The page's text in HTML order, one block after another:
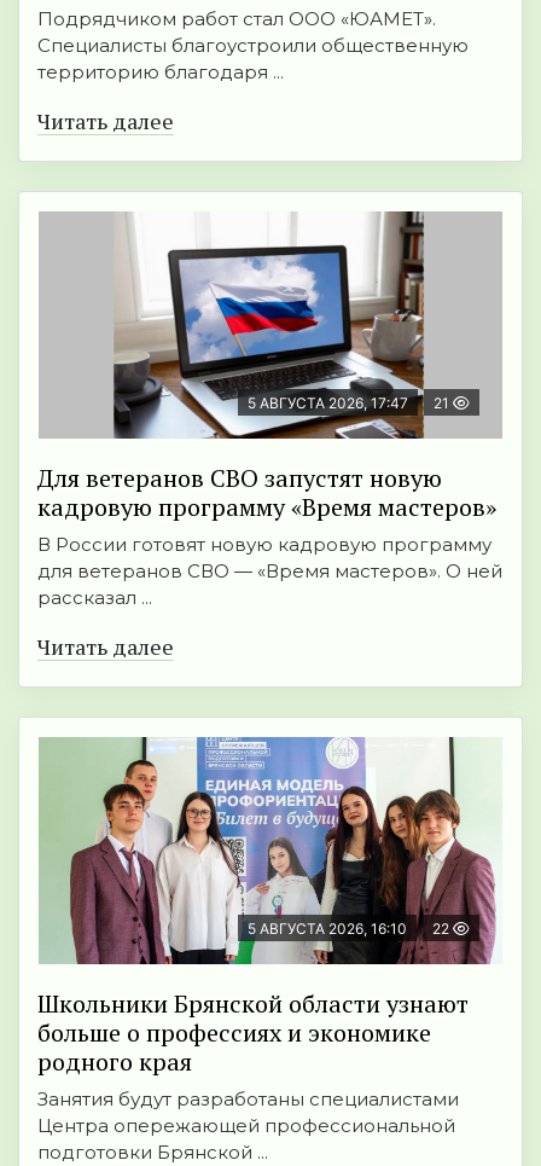
Подрядчиком работ стал ООО «ЮАМЕТ».
Специалисты благоустроили общественную
территорию благодаря ...
Читать далее
5 АВГУСТА 2026, 17:47 21
Для ветеранов СВО запустят новую
кадровую программу «Время мастеров»
В России готовят новую кадровую программу
для ветеранов СВО — «Время мастеров». О ней
рассказал ...
Читать далее
5 АВГУСТА 2026, 16:10 22
Школьники Брянской области узнают
больше о профессиях и экономике
родного края
Занятия будут разработаны специалистами
Центра опережающей профессиональной
подготовки Брянской ...